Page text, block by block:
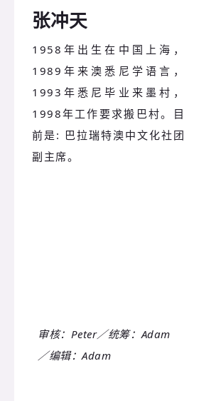
张冲天
1958年出生在中国上海，
1989年来澳悉尼学语言，
1993年悉尼毕业来墨村，
1998年工作要求搬巴村。
目
前是: 巴拉瑞特澳中文化社团
副主席。
审核：Peter／统筹：Adam
／编辑：Adam